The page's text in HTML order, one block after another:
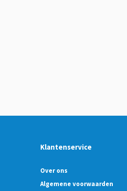
Klantenservice
Over ons
Algemene voorwaarden